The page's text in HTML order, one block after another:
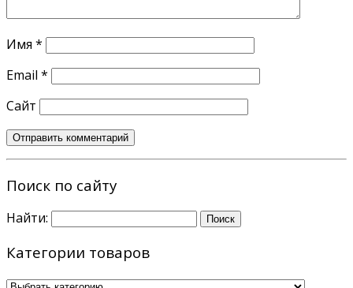
Имя *
Email *
Сайт
Поиск по сайту
Найти:
Категории товаров